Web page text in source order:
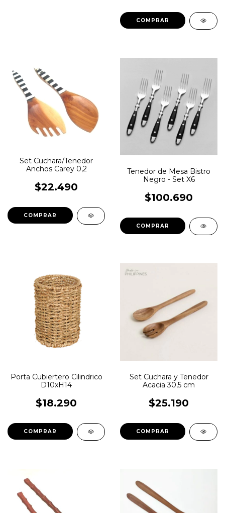
Set Cuchara/Tenedor
Anchos Carey 0,2
$22.490
Tenedor de Mesa Bistro
Negro - Set X6
$100.690
Porta Cubiertero Cilindrico
D10xH14
$18.290
Set Cuchara y Tenedor
Acacia 30,5 cm
$25.190